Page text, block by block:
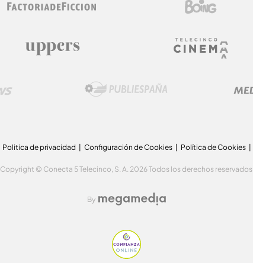
Politica de privacidad Configuración de Cookies Política de Cookies
Copyright © Conecta 5 Telecinco, S. A. 2026 Todos los derechos reservados
By